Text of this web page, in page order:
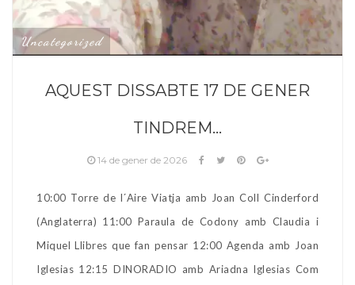
Uncategorized
AQUEST DISSABTE 17 DE GENER
TINDREM…
14 de gener de 2026
10:00 Torre de l´Aire Viatja amb Joan Coll Cinderford
(Anglaterra) 11:00 Paraula de Codony amb Claudia i
Miquel Llibres que fan pensar 12:00 Agenda amb Joan
Iglesias 12:15 DINORADIO amb Ariadna Iglesias Com